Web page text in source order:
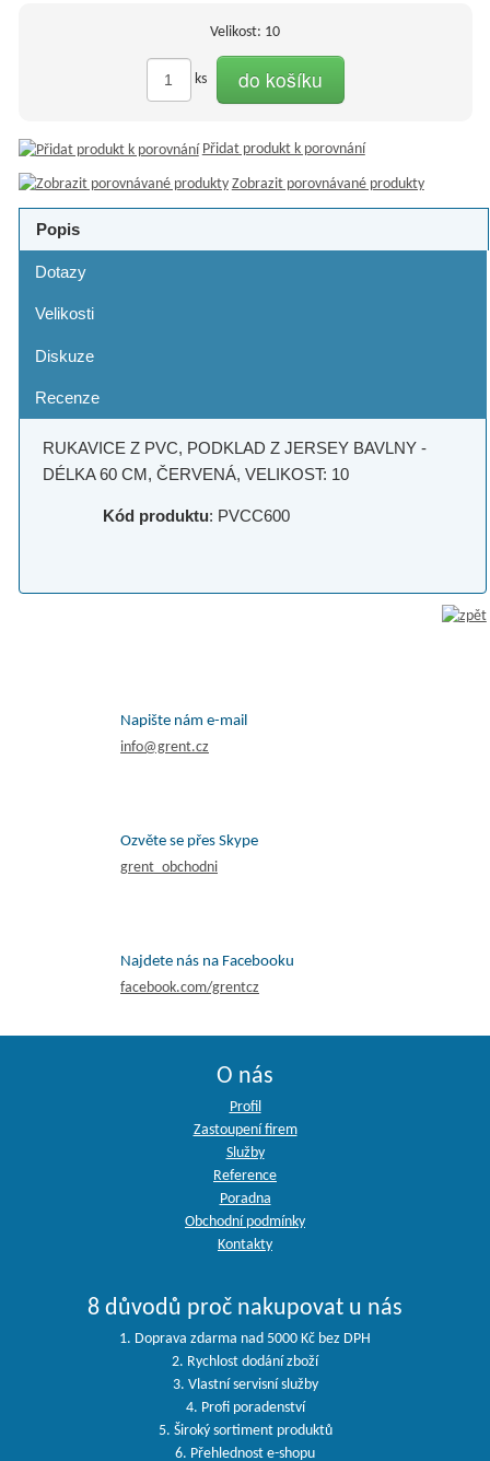
Velikost: 10
ks do košíku
Přidat produkt k porovnání
Zobrazit porovnávané produkty
Popis
Dotazy
Velikosti
Diskuze
Recenze
RUKAVICE Z PVC, PODKLAD Z JERSEY BAVLNY -
DÉLKA 60 CM, ČERVENÁ, VELIKOST: 10
Kód produktu: PVCC600
Napište nám e-mail
info@grent.cz
Ozvěte se přes Skype
grent_obchodni
Najdete nás na Facebooku
facebook.com/grentcz
O nás
Profil
Zastoupení firem
Služby
Reference
Poradna
Obchodní podmínky
Kontakty
8 důvodů proč nakupovat u nás
1. Doprava zdarma nad 5000 Kč bez DPH
2. Rychlost dodání zboží
3. Vlastní servisní služby
4. Profi poradenství
5. Široký sortiment produktů
6. Přehlednost e-shopu